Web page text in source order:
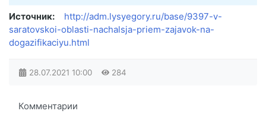
Источник:
http://adm.lysyegory.ru/base/9397-v-
saratovskoi-oblasti-nachalsja-priem-zajavok-na-
dogazifikaciyu.html
28.07.2021 10:00 284
Комментарии